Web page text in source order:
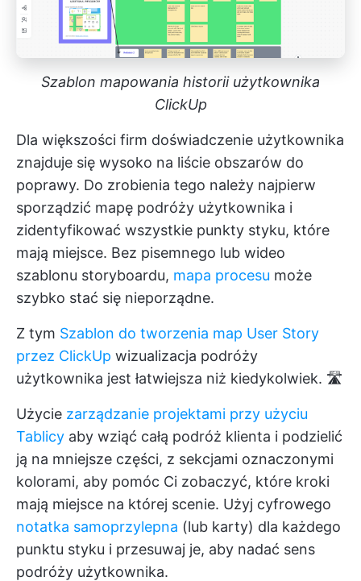
Szablon mapowania historii użytkownika
ClickUp
Dla większości firm doświadczenie użytkownika
znajduje się wysoko na liście obszarów do
poprawy. Do zrobienia tego należy najpierw
sporządzić mapę podróży użytkownika i
zidentyfikować wszystkie punkty styku, które
mają miejsce. Bez pisemnego lub wideo
szablonu storyboardu, mapa procesu może
szybko stać się nieporządne.
Z tym Szablon do tworzenia map User Story
przez ClickUp wizualizacja podróży
użytkownika jest łatwiejsza niż kiedykolwiek. 🛣️
Użycie zarządzanie projektami przy użyciu
Tablicy aby wziąć całą podróż klienta i podzielić
ją na mniejsze części, z sekcjami oznaczonymi
kolorami, aby pomóc Ci zobaczyć, które kroki
mają miejsce na której scenie. Użyj cyfrowego
notatka samoprzylepna (lub karty) dla każdego
punktu styku i przesuwaj je, aby nadać sens
podróży użytkownika.